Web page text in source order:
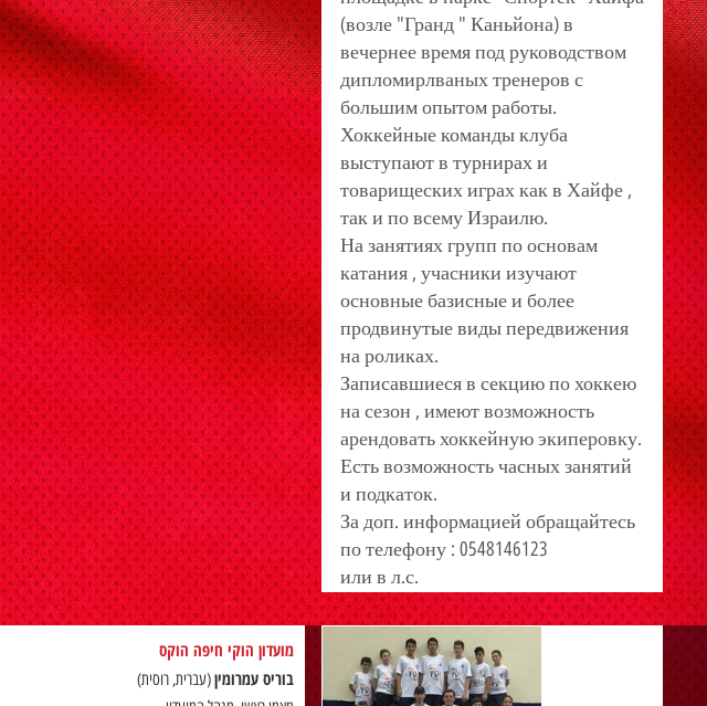
(возле "Гранд " Каньйона) в
вечернее время под руководством
дипломирлваных тренеров с
большим опытом работы.
Хоккейные команды клуба
выступают в турнирах и
товарищеских играх как в Хайфе ,
так и по всему Израилю.
На занятиях групп по основам
катания , учасники изучают
основные базисные и более
продвинутые виды передвижения
на роликах.
Записавшиеся в секцию по хоккею
на сезон , имеют возможность
арендовать хоккейную экиперовку.
Есть возможность часных занятий
и подкаток.
За доп. информацией обращайтесь
по телефону : 0548146123
или в л.с.
מועדון הוקי חיפה הוקס
בוריס עמרומין(עברית, רוסית)